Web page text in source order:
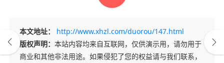
本文地址：
http://www.xhzl.com/duorou/147.html
版权声明： 本站内容均来自互联网，仅供演示用，请勿用于
商业和其他非法用途。如果侵犯了您的权益请与我们联系，